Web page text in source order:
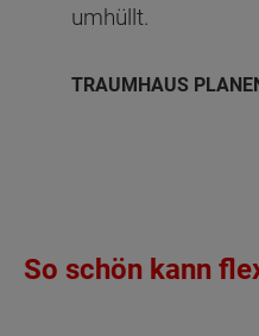
umhüllt.
TRAUMHAUS
So schön kann